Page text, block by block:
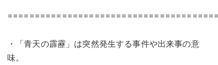
・「青天の霹靂」は突然発生する事件や出来事の意
味。